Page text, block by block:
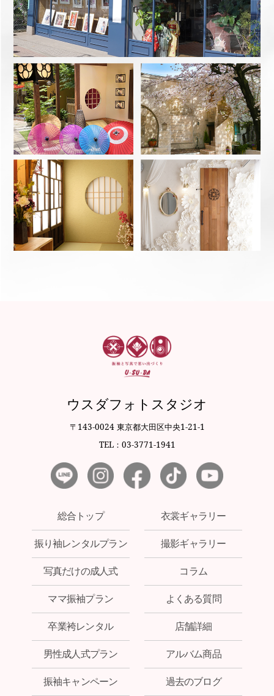
ウスダフォトスタジオ
〒143-0024 東京都大田区中央1-21-1
TEL：03-3771-1941
総合トップ
振り袖レンタルプラン
写真だけの成人式
ママ振袖プラン
卒業袴レンタル
男性成人式プラン
振袖キャンペーン
衣裳ギャラリー
撮影ギャラリー
コラム
よくある質問
店舗詳細
アルバム商品
過去のブログ